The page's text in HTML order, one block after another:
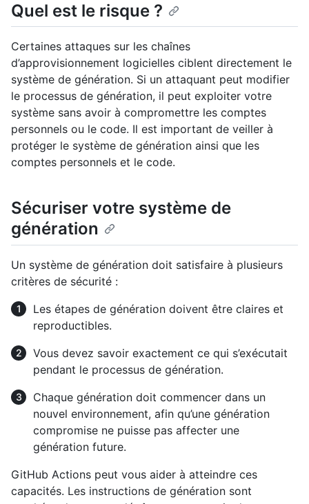
Quel est le risque ?
Certaines attaques sur les chaînes
d’approvisionnement logicielles ciblent directement le
système de génération. Si un attaquant peut modifier
le processus de génération, il peut exploiter votre
système sans avoir à compromettre les comptes
personnels ou le code. Il est important de veiller à
protéger le système de génération ainsi que les
comptes personnels et le code.
Sécuriser votre système de
génération
Un système de génération doit satisfaire à plusieurs
critères de sécurité :
Les étapes de génération doivent être claires et
reproductibles.
Vous devez savoir exactement ce qui s’exécutait
pendant le processus de génération.
Chaque génération doit commencer dans un
nouvel environnement, afin qu’une génération
compromise ne puisse pas affecter une
génération future.
GitHub Actions peut vous aider à atteindre ces
capacités. Les instructions de génération sont